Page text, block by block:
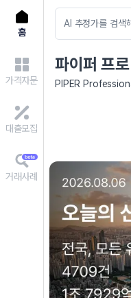
홈
가격자문
대출모집
거래사례
파이퍼 프로
PIPER